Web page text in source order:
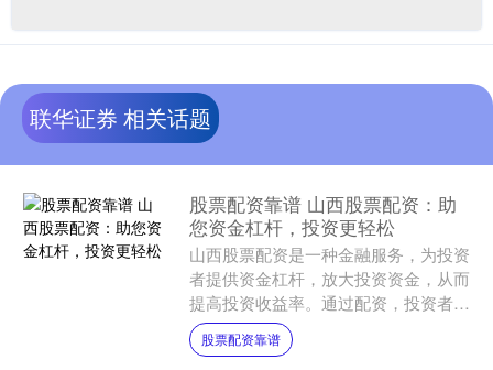
联华证券 相关话题
股票配资靠谱 山西股票配资：助
您资金杠杆，投资更轻松
山西股票配资是一种金融服务，为投资
者提供资金杠杆，放大投资资金，从而
提高投资收益率。通过配资，投资者可
以以较小的自有资金撬动更大的资金进
行股票投资，增加获利机会....
股票配资靠谱